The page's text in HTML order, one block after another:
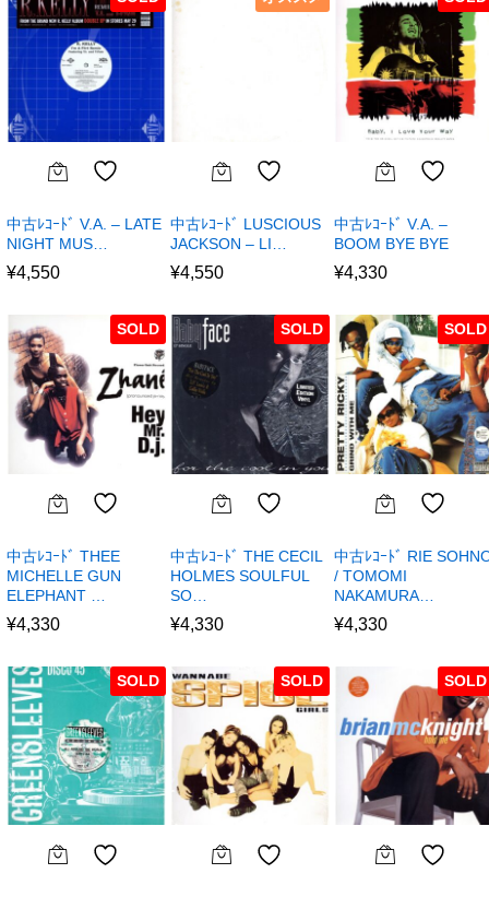
中古ﾚｺｰﾄﾞ V.A. – LATE
NIGHT MUS…
¥4,550
中古ﾚｺｰﾄﾞ LUSCIOUS
JACKSON – LI…
¥4,550
中古ﾚｺｰﾄﾞ V.A. –
BOOM BYE BYE
¥4,330
SOLD
中古ﾚｺｰﾄﾞ THEE
MICHELLE GUN
ELEPHANT …
¥4,330
SOLD
中古ﾚｺｰﾄﾞ THE CECIL
HOLMES SOULFUL
SO…
¥4,330
SOLD
中古ﾚｺｰﾄﾞ RIE
/ TOMOMI
NAKAMURA…
¥4,330
SOLD SOLD SOLD